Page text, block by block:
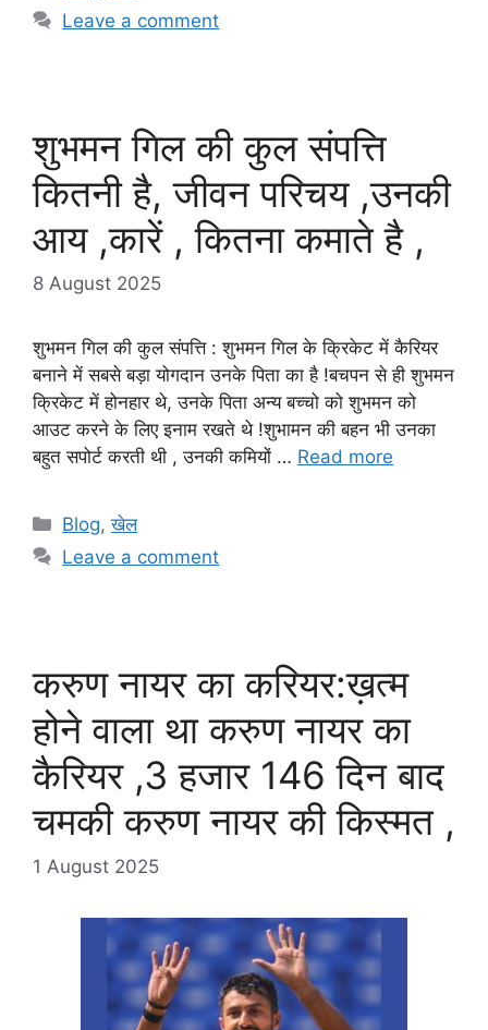
Leave a comment
शुभमन गिल की कुल संपत्ति
कितनी है, जीवन परिचय ,उनकी
आय ,कारें , कितना कमाते है ,
8 August 2025
शुभमन गिल की कुल संपत्ति : शुभमन गिल के क्रिकेट में कैरियर
बनाने में सबसे बड़ा योगदान उनके पिता का है !बचपन से ही शुभमन
क्रिकेट में होनहार थे, उनके पिता अन्य बच्चो को शुभमन को
आउट करने के लिए इनाम रखते थे !शुभामन की बहन भी उनका
बहुत सपोर्ट करती थी , उनकी कमियों … Read more
Categories
Blog,खेल
Leave a comment
करुण नायर का करियर:ख़त्म
होने वाला था करुण नायर का
कैरियर ,3 हजार 146 दिन बाद
चमकी करुण नायर की किस्मत ,
1 August 2025